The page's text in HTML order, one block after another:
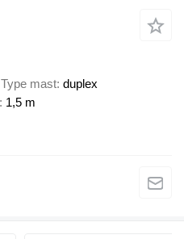
Type mast duplex
1,5 m